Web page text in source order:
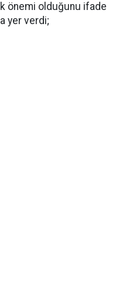
önemi olduğunu ifade
yer verdi;